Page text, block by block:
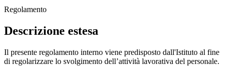
Regolamento
Descrizione estesa
Il presente regolamento interno viene predisposto dall'Istituto al fine
di regolarizzare lo svolgimento dell’attività lavorativa del personale.